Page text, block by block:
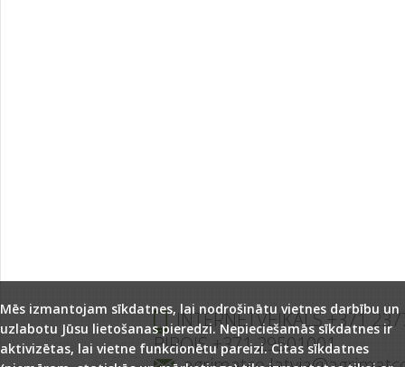
INTERNETVEIKALS +371
BIROJS +371 29501001
Mēs izmantojam sīkdatnes, lai nodrošinātu vietnes darbību un
uzlabotu Jūsu lietošanas pieredzi. Nepieciešamās sīkdatnes ir
aktivizētas, lai vietne funkcionētu pareizi. Citas sīkdatnes